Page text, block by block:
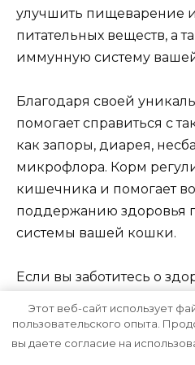
улучшить пищеварение
питательных веществ, а
иммунную систему
Благодаря своей
помогает справиться с
как запоры, диарея,
микрофлора. Корм
кишечника и помогает
поддержанию здоровья
системы вашей кошки.
Если вы заботитесь о
пищеварение, выберите
корм Provipet. Вы
Этот веб-сайт использует
пользовательского опыта.
вы даете согласие на